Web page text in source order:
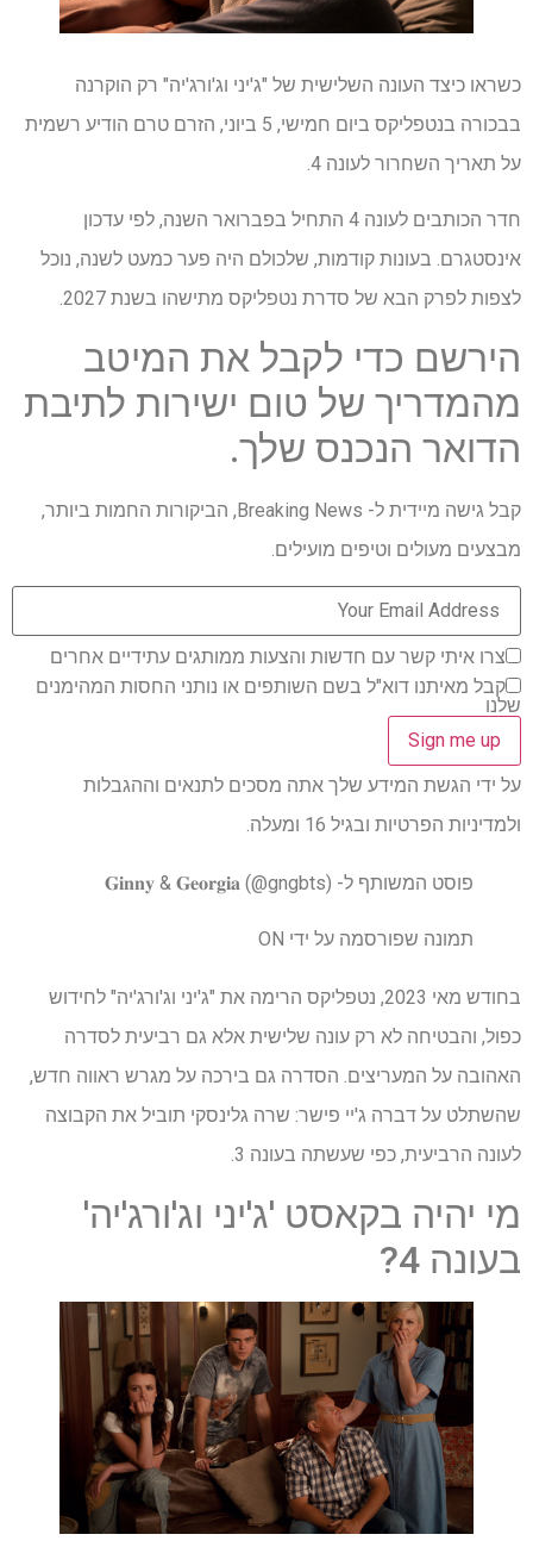
כשראו כיצד העונה השלישית של "ג'יני וג'ורג'יה" רק הוקרנה
בבכורה בנטפליקס ביום חמישי, 5 ביוני, הזרם טרם הודיע ​​רשמית
על תאריך השחרור לעונה 4.
חדר הכותבים לעונה 4 התחיל בפברואר השנה, לפי עדכון
אינסטגרם. בעונות קודמות, שלכולם היה פער כמעט לשנה, נוכל
לצפות לפרק הבא של סדרת נטפליקס מתישהו בשנת 2027.
הירשם כדי לקבל את המיטב
מהמדריך של טום ישירות לתיבת
הדואר הנכנס שלך.
קבל גישה מיידית ל- Breaking News, הביקורות החמות ביותר,
מבצעים מעולים וטיפים מועילים.
צרו איתי קשר עם חדשות והצעות ממותגים עתידיים אחרים
קבל מאיתנו דוא"ל בשם השותפים או נותני החסות המהימנים
שלנו
על ידי הגשת המידע שלך אתה מסכים לתנאים וההגבלות
ולמדיניות הפרטיות ובגיל 16 ומעלה.
פוסט המשותף ל- 𝐆𝐢𝐧𝐧𝐲 & 𝐆𝐞𝐨𝐫𝐠𝐢𝐚 (@gngbts)
תמונה שפורסמה על ידי ON
בחודש מאי 2023, נטפליקס הרימה את "ג'יני וג'ורג'יה" לחידוש
כפול, והבטיחה לא רק עונה שלישית אלא גם רביעית לסדרה
האהובה על המעריצים. הסדרה גם בירכה על מגרש ראווה חדש,
שהשתלט על דברה ג'יי פישר: שרה גלינסקי תוביל את הקבוצה
לעונה הרביעית, כפי שעשתה בעונה 3.
מי יהיה בקאסט 'ג'יני וג'ורג'יה'
בעונה 4?